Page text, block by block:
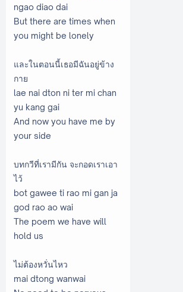
ngao diao dai
But there are times when
you might be lonely
และในตอนนี้เธอมีฉันอยู่ข้าง
กาย
lae nai dton ni ter mi chan
yu kang gai
And now you have me by
your side
บทกวีที่เรามีกัน จะกอดเราเอา
ไว้
bot gawee ti rao mi gan ja
god rao ao wai
The poem we have will
hold us
ไม่ต้องหวั่นไหว
mai dtong wanwai